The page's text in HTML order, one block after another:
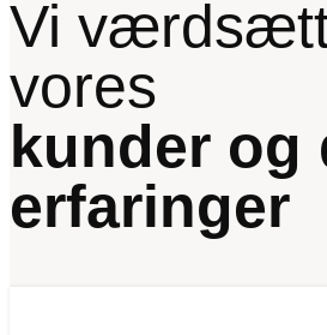
Vi
vores
kunder og
erfaringer